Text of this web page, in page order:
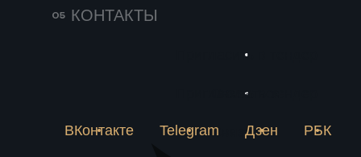
КОНТАКТЫ
Пригласить в тендер
Пригласить в тендер
Связаться
Связаться
ВКонтакте Telegram Дзен РБК
сами добились успеха в разных
Как спикеры «вдохновляют»